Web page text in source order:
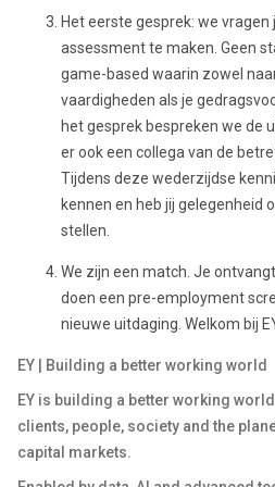
Het eerste gesprek: we
assessment te maken. Geen
game-based waarin zowel
vaardigheden als je
het gesprek bespreken we de
er ook een collega van de
Tijdens deze wederzijdse
kennen en heb jij gelegenheid
stellen.
We zijn een match. Je
doen een pre-employment
nieuwe uitdaging. Welkom bij
EY | Building a better working world
EY is building a better working
clients, people, society and the
capital markets.